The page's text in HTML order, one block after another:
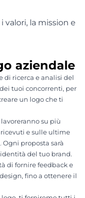
valori, la mission e
aziendale
di ricerca e analisi del
tuoi concorrenti, per
un logo che ti
su più
e sulle ultime
. Ogni proposta sarà
del tuo brand.
di fornire feedback e
fino a ottenere il